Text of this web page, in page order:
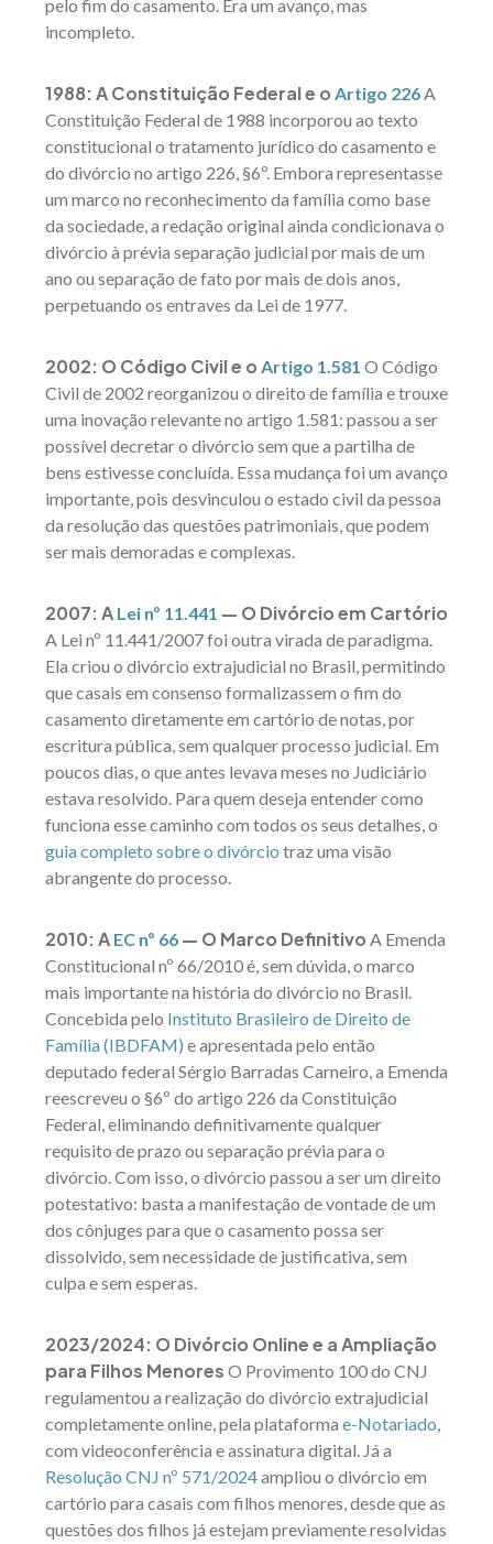
pelo fim do casamento. Era um avanço, mas
incompleto.
1988: A Constituição Federal e o Artigo 226A
Constituição Federal de 1988 incorporou ao texto
constitucional o tratamento jurídico do casamento e
do divórcio no artigo 226, §6º. Embora representasse
um marco no reconhecimento da família como base
da sociedade, a redação original ainda condicionava o
divórcio à prévia separação judicial por mais de um
ano ou separação de fato por mais de dois anos,
perpetuando os entraves da Lei de 1977.
2002: O Código Civil e o Artigo 1.581 O Código
Civil de 2002 reorganizou o direito de família e trouxe
uma inovação relevante no artigo 1.581: passou a ser
possível decretar o divórcio sem que a partilha de
bens estivesse concluída. Essa mudança foi um avanço
importante, pois desvinculou o estado civil da pessoa
da resolução das questões patrimoniais, que podem
ser mais demoradas e complexas.
2007: A Lei nº 11.441 — O Divórcio em Cartório
A Lei nº 11.441/2007 foi outra virada de paradigma.
Ela criou o divórcio extrajudicial no Brasil, permitindo
que casais em consenso formalizassem o fim do
casamento diretamente em cartório de notas, por
escritura pública, sem qualquer processo judicial. Em
poucos dias, o que antes levava meses no Judiciário
estava resolvido. Para quem deseja entender como
funciona esse caminho com todos os seus detalhes, o
guia completo sobre o divórcio traz uma visão
abrangente do processo.
2010: A EC nº 66 — O Marco Definitivo A Emenda
Constitucional nº 66/2010 é, sem dúvida, o marco
mais importante na história do divórcio no Brasil.
Concebida pelo Instituto Brasileiro de Direito de
Família (IBDFAM) e apresentada pelo então
deputado federal Sérgio Barradas Carneiro, a Emenda
reescreveu o §6º do artigo 226 da Constituição
Federal, eliminando definitivamente qualquer
requisito de prazo ou separação prévia para o
divórcio. Com isso, o divórcio passou a ser um direito
potestativo: basta a manifestação de vontade de um
dos cônjuges para que o casamento possa ser
dissolvido, sem necessidade de justificativa, sem
culpa e sem esperas.
2023/2024: O Divórcio Online e a Ampliação
para Filhos Menores O Provimento 100 do CN J
regulamentou a realização do divórcio extrajudicial
completamente online, pela plataforma e-Notariado,
com videoconferência e assinatura digital. Já a
Resolução CNJ nº 571/2024ampliou o divórcio em
cartório para casais com filhos menores, desde que as
questões dos filhos já estejam previamente resolvidas